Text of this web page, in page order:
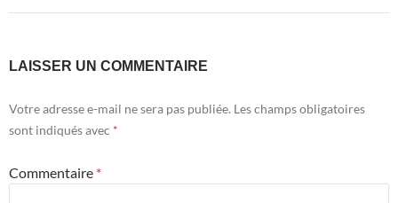
LAISSER UN COMMENTAIRE
Votre adresse e-mail ne sera pas publiée. Les champs obligatoires
sont indiqués avec *
Commentaire *